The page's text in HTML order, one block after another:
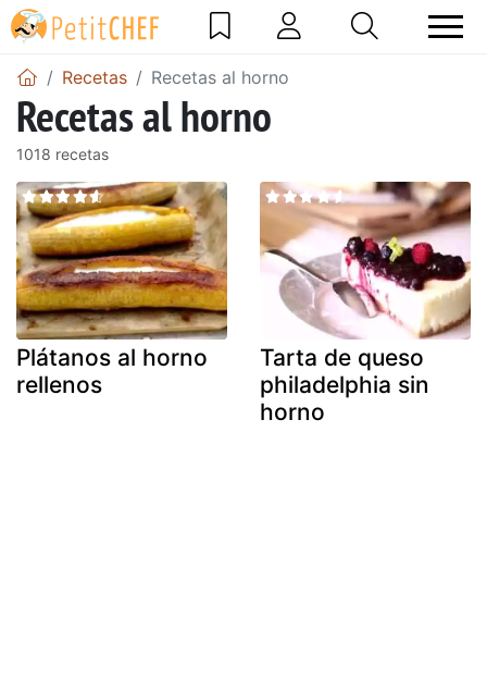
Recetas Recetas al horno
Recetas al horno
1018 recetas
Plátanos al horno
rellenos
Tarta de queso
philadelphia sin
horno